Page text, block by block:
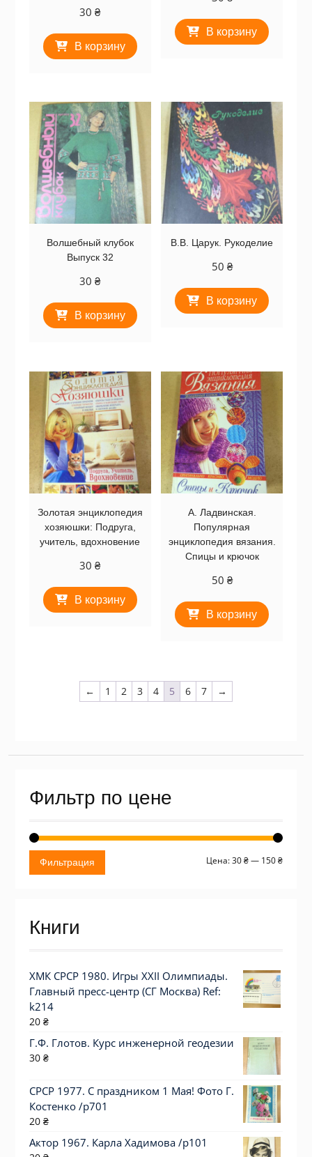
30₴
В корзину
В корзину
Волшебный клубок
Выпуск 32
30₴
В корзину
В.В. Царук. Рукоделие
50 ₴
В корзину
Золотая энциклопедия
хозяюшки: Подруга,
учитель, вдохновение
30₴
В корзину
А. Ладвинская.
Популярная
энциклопедия вязания.
Спицы и крючок
50 ₴
В корзину
← 1 2 3 4 5 6 7 →
Фильтр по цене
Фильтрация Цена:30 ₴— 150 ₴
Книги
ХМК СРСР 1980. Игры XXII Олимпиады.
Главный пресс-центр (СГ Москва) Ref:
k214
20 ₴
Г.Ф. Глотов. Курс инженерной геодезии
30 ₴
СРСР 1977. С праздником 1 Мая! Фото Г.
Костенко /р701
20 ₴
Актор 1967. Карла Хадимова /p101